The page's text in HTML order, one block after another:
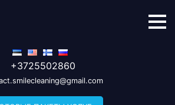
+3725502860